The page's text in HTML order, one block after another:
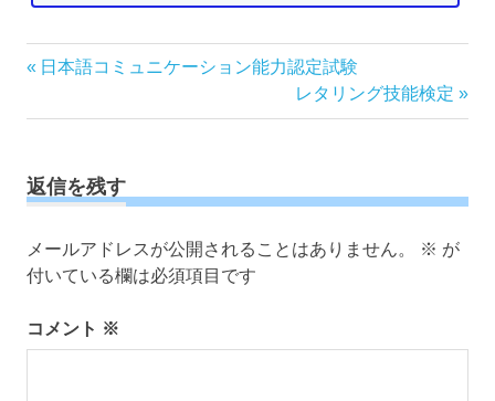
投
ナ
ゲ
シ
ョ
前
記
日本語コミュニケーション能力認定試験
次
の
レタリング技能検定
返信を残す
メールアドレスが公開されることはありません。 ※ が
付いている欄は必須項目です
コメント ※